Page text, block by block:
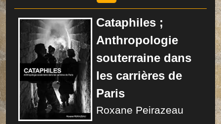
Cataphiles ;
Anthropologie
souterraine dans
les carrières de
Paris
Roxane Peirazeau